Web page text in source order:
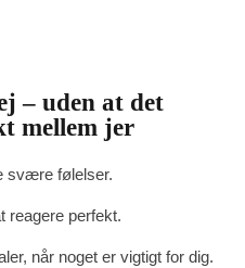
– uden at det
mellem jer
svære følelser.
reagere perfekt.
når noget er vigtigt for dig.